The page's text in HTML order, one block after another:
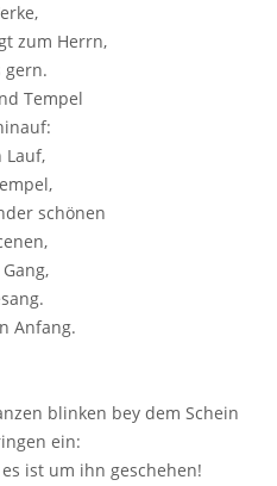
zum Herrn,
gern.
Tempel
Lauf,
schönen
blinken bey dem Schein
ein:
ist um ihn geschehen!